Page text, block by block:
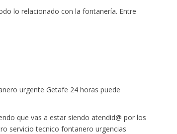
lo relacionado con la fontanería. Entre
urgente Getafe 24 horas puede
que vas a estar siendo atendid@ por los
servicio tecnico fontanero urgencias